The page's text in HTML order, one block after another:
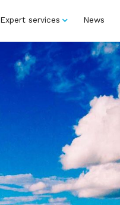
Expert services News